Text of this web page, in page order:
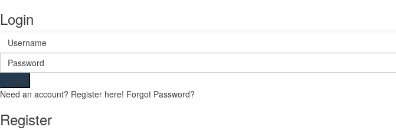
Login
Login
Need an account? Register here! Forgot Password?
Register